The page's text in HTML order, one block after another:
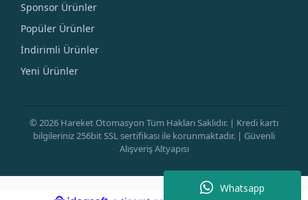
Whatsapp
Sponsor Ürünler
Popüler Ürünler
İndirimli Ürünler
Yeni Ürünler
© 2026 Hareket Otomasyon Tüm Hakları Saklıdır. | Kredi kartı
bilgileriniz 256bit SSL sertifikası ile korunmaktadır. | Güvenli
Alışveriş Altyapısı